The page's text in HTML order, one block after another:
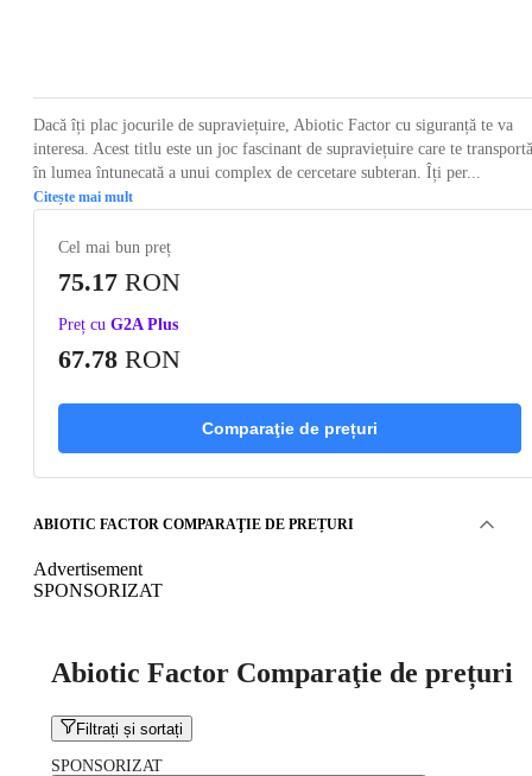
Dacă îți plac jocurile de supraviețuire, Abiotic Factor cu siguranță te va
interesa. Acest titlu este un joc fascinant de supraviețuire care te transportă
în lumea întunecată a unui complex de cercetare subteran. Îți per...
Citește mai mult
Cel mai bun preț
75.17 RON
Preț cu G2A Plus
67.78 RON
Comparaţie de prețuri
ABIOTIC FACTOR COMPARAŢIE DE PREȚURI
Advertisement
SPONSORIZAT
Abiotic Factor Comparaţie de prețuri
Filtrați și sortați
SPONSORIZAT